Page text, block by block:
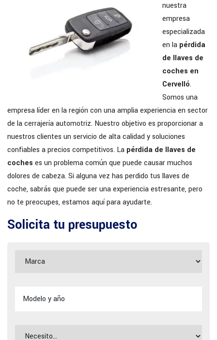
nuestra
empresa
especializada
en la pérdida
de llaves de
coches en
Cervelló.
Somos una
empresa líder en la región con una amplia experiencia en sector
de la cerrajería automotriz. Nuestro objetivo es proporcionar a
nuestros clientes un servicio de alta calidad y soluciones
confiables a precios competitivos. La pérdida de llaves de
coches es un problema común que puede causar muchos
dolores de cabeza. Si alguna vez has perdido tus llaves de
coche, sabrás que puede ser una experiencia estresante, pero
no te preocupes, estamos aquí para ayudarte.
Solicita tu presupuesto